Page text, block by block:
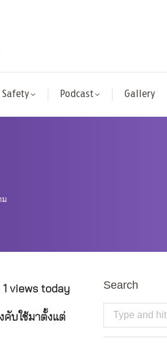
Podcast Gallery
ม
1 views today
คับใช้มาตั้งแต่
Search
Search: